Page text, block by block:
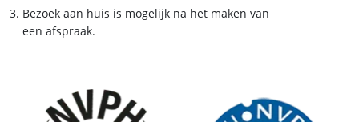
Bezoek aan huis is mogelijk na het maken van
een afspraak.